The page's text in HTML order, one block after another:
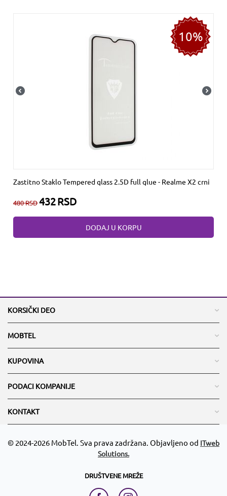
10%
Zastitno Staklo Tempered glass 2.5D full glue - Realme X2 crni
480RSD432RSD
DODAJ U KORPU
KORSIČKI DEO
MOBTEL
KUPOVINA
PODACI KOMPANIJE
KONTAKT
© 2024-2026 MobTel. Sva prava zadržana. Objavljeno od ITweb
Solutions.
DRUŠTVENE MREŽE